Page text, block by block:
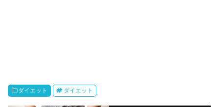
ダイエット ダイエット